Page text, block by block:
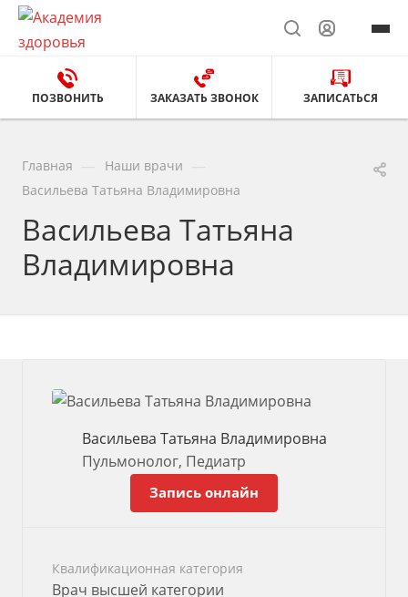
ПОЗВОНИТЬ ЗАКАЗАТЬ ЗВОНОК ЗАПИСАТЬСЯ
Главная Наши врачи
Васильева Татьяна Владимировна
Васильева Татьяна
Владимировна
Васильева Татьяна Владимировна
Пульмонолог, Педиатр
Запись онлайн
Квалификационная категория
Врач высшей категории